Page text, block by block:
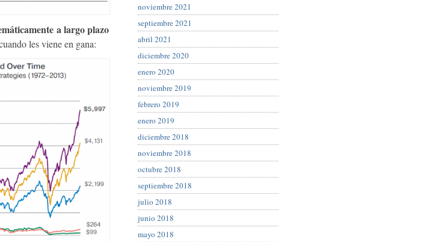
a largo plazo
les viene en gana:
noviembre 2021
septiembre 2021
abril 2021
diciembre 2020
enero 2020
noviembre 2019
febrero 2019
enero 2019
diciembre 2018
noviembre 2018
octubre 2018
septiembre 2018
julio 2018
junio 2018
mayo 2018